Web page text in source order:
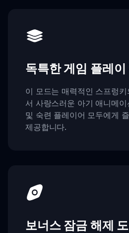
독특한 게임 플레이
이 모드는 매력적인 스프렁
서 사랑스러운 아기 애니메
및 숙련 플레이어 모두에게
제공합니다.
보너스 잠금 해제